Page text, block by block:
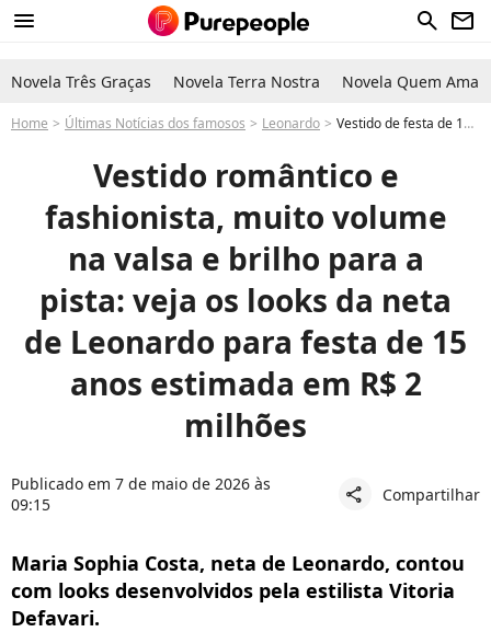
menu search newsletter
Novela Três Graças Novela Terra Nostra Novela Quem Ama
Home Últimas Notícias dos famosos Leonardo Vestido de festa de 15 anos: veja fotos dos looks de debutante de Maria Sophia Costa, neta de Leonardo
Vestido romântico e
fashionista, muito volume
na valsa e brilho para a
pista: veja os looks da neta
de Leonardo para festa de 15
anos estimada em R$ 2
milhões
Publicado em 7 de maio de 2026 às
09:15
share Compartilhar
Maria Sophia Costa, neta de Leonardo, contou
com looks desenvolvidos pela estilista Vitoria
Defavari.